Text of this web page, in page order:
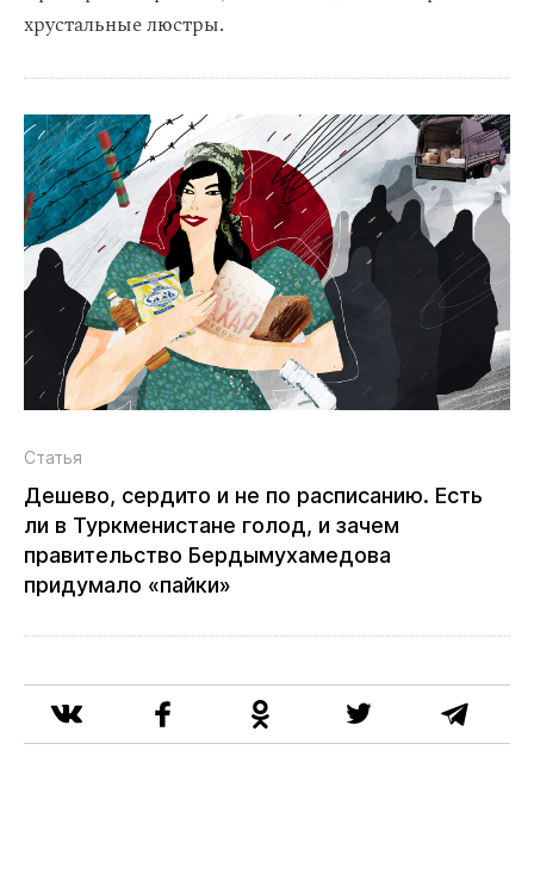
хрустальные люстры.
Статья
Дешево, сердито и не по расписанию. Есть
ли в Туркменистане голод, и зачем
правительство Бердымухамедова
придумало «пайки»